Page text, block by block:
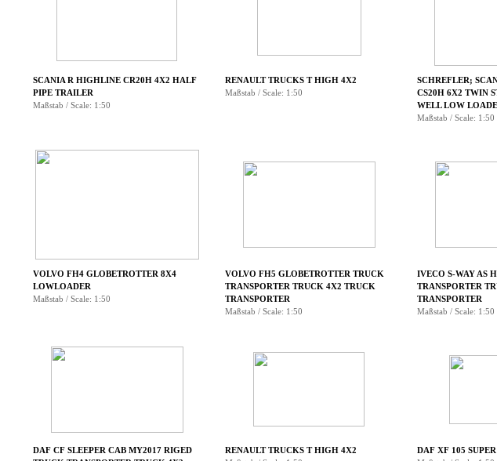
SCANIA R HIGHLINE CR20H 4X2 HALF
PIPE TRAILER
Maßstab / Scale: 1:50
RENAULT TRUCKS T HIGH 4X2
Maßstab / Scale: 1:50
SCHREFLER;
CS20H 6X2 TWIN
WELL LOW
Maßstab / Scale: 1:50
VOLVO FH4 GLOBETROTTER 8X4
LOWLOADER
Maßstab / Scale: 1:50
VOLVO FH5 GLOBETROTTER TRUCK
TRANSPORTER TRUCK 4X2 TRUCK
TRANSPORTER
Maßstab / Scale: 1:50
IVECO S-WAY AS
TRANSPORTER
TRANSPORTER
Maßstab / Scale: 1:50
DAF CF SLEEPER CAB MY2017 RIGED
RENAULT TRUCKS T HIGH 4X2
DAF XF 105